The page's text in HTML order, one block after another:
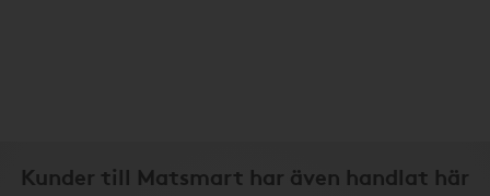
Kunder till Matsmart har även handlat här